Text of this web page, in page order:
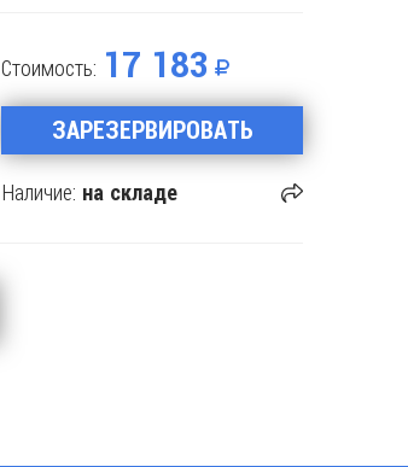
Стоимость: 17 183
ЗАРЕЗЕРВИРОВАТЬ
Наличие: на складе